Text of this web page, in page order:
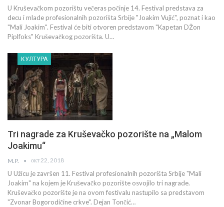
U Kruševačkom pozorištu večeras počinje 14. Festival predstava za
decu i mlade profesionalnih pozorišta Srbije "Joakim Vujić", poznat i kao
"Mali Joakim". Festival će biti otvoren predstavom "Kapetan DŽon
Piplfoks" Kruševačkog pozorišta. U…
КУЛТУРА
Tri nagrade za Kruševačko pozorište na „Malom
Joakimu“
M.P. окт 22, 2018
U Užicu je završen 11. Festival profesionalnih pozorišta Srbije "Mali
Joakim" na kojem je Kruševačko pozorište osvojilo tri nagrade.
Kruševačko pozorište je na ovom festivalu nastupilo sa predstavom
"Zvonar Bogorodičine crkve". Dejan Tončić…